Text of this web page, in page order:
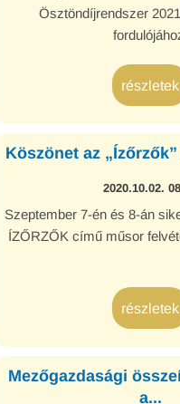
Ösztöndíjrendszer
részletek
Köszönet az
2020.10.02.
Szeptember 7-én és 8-án
ÍZŐRZŐK című műsor
részletek
Mezőgazdasági
a...